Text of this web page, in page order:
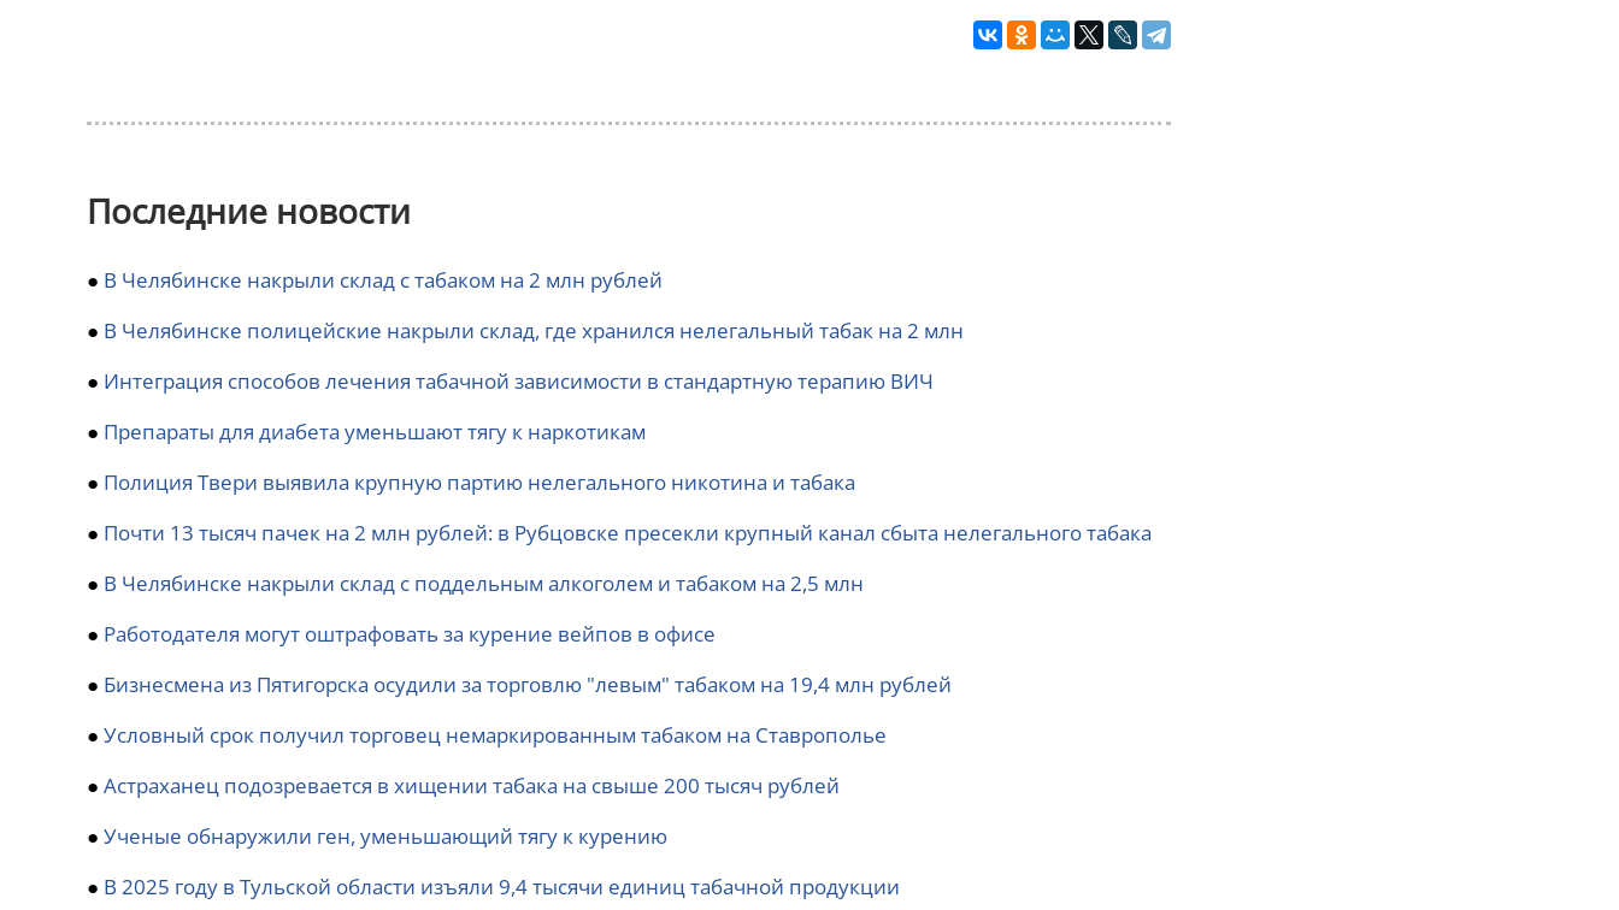
Последние новости
● В Челябинске накрыли склад с табаком на 2 млн рублей
● В Челябинске полицейские накрыли склад, где хранился нелегальный табак на 2 млн
● Интеграция способов лечения табачной зависимости в стандартную терапию ВИЧ
● Препараты для диабета уменьшают тягу к наркотикам
● Полиция Твери выявила крупную партию нелегального никотина и табака
● Почти 13 тысяч пачек на 2 млн рублей: в Рубцовске пресекли крупный канал сбыта нелегального табака
● В Челябинске накрыли склад с поддельным алкоголем и табаком на 2,5 млн
● Работодателя могут оштрафовать за курение вейпов в офисе
● Бизнесмена из Пятигорска осудили за торговлю "левым" табаком на 19,4 млн рублей
● Условный срок получил торговец немаркированным табаком на Ставрополье
● Астраханец подозревается в хищении табака на свыше 200 тысяч рублей
● Ученые обнаружили ген, уменьшающий тягу к курению
● В 2025 году в Тульской области изъяли 9,4 тысячи единиц табачной продукции